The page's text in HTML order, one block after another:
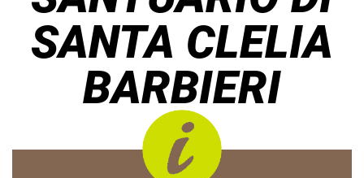
SANTA CLELIA
BARBIERI